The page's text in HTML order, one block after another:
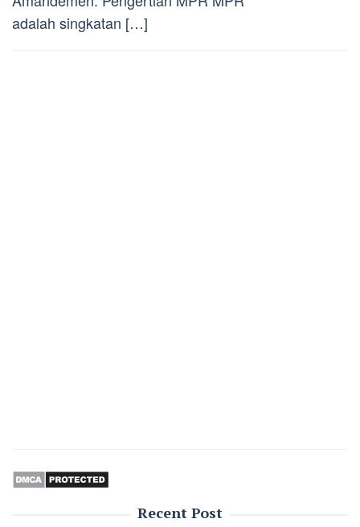
adalah singkatan […]
Recent Post